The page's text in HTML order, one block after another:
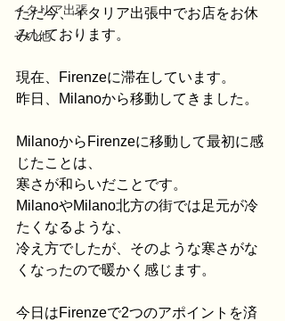
イタリア出張
その他
ただ今、イタリア出張中でお店をお休
みしております。
現在、Firenzeに滞在しています。
昨日、Milanoから移動してきました。
MilanoからFirenzeに移動して最初に感
じたことは、
寒さが和らいだことです。
MilanoやMilano北方の街では足元が冷
たくなるような、
冷え方でしたが、そのような寒さがな
くなったので暖かく感じます。
今日はFirenzeで2つのアポイントを済